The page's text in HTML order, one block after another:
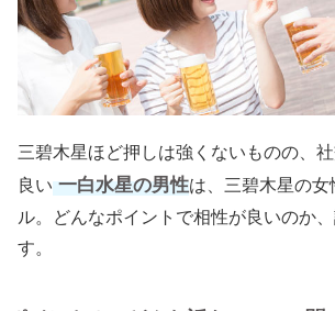
三碧木星ほど押しは強くないものの、
良い 一白水星の男性は、三碧木星の
ル。どんなポイントで相性が良いのか
す。